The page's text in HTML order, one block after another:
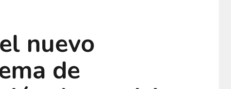
nuevo
de